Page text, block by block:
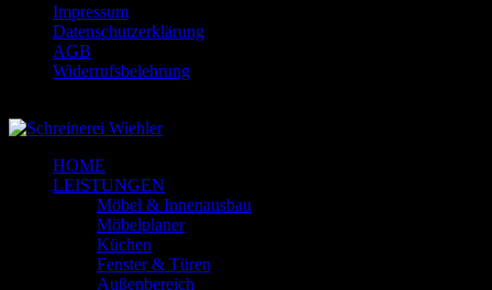
Impressum
Datenschutzerklärung
AGB
Widerrufsbelehrung
HOME
LEISTUNGEN
Möbel & Innenausbau
Möbelplaner
Küchen
Fenster & Türen
Außenbereich